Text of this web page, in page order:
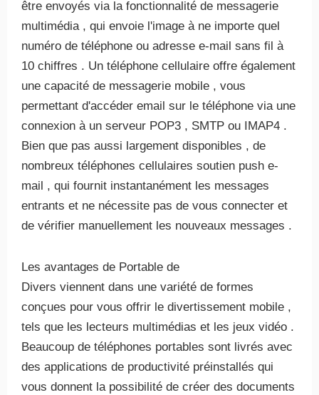
être envoyés via la fonctionnalité de messagerie
multimédia , qui envoie l'image à ne importe quel
numéro de téléphone ou adresse e-mail sans fil à
10 chiffres . Un téléphone cellulaire offre également
une capacité de messagerie mobile , vous
permettant d'accéder email sur le téléphone via une
connexion à un serveur POP3 , SMTP ou IMAP4 .
Bien que pas aussi largement disponibles , de
nombreux téléphones cellulaires soutien push e-
mail , qui fournit instantanément les messages
entrants et ne nécessite pas de vous connecter et
de vérifier manuellement les nouveaux messages .
Les avantages de Portable de
Divers viennent dans une variété de formes
conçues pour vous offrir le divertissement mobile ,
tels que les lecteurs multimédias et les jeux vidéo .
Beaucoup de téléphones portables sont livrés avec
des applications de productivité préinstallés qui
vous donnent la possibilité de créer des documents